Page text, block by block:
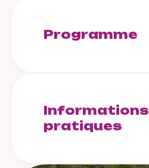
Programme
Informations
pratiques